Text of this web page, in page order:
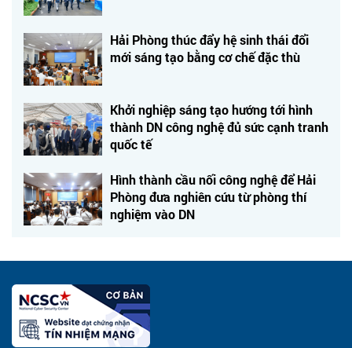
Hải Phòng thúc đẩy hệ sinh thái đổi
mới sáng tạo bằng cơ chế đặc thù
Khởi nghiệp sáng tạo hướng tới hình
thành DN công nghệ đủ sức cạnh tranh
quốc tế
Hình thành cầu nối công nghệ để Hải
Phòng đưa nghiên cứu từ phòng thí
nghiệm vào DN